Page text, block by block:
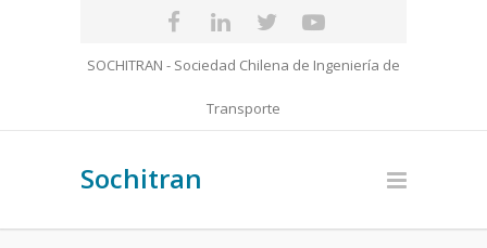
SOCHITRAN - Sociedad Chilena de Ingeniería de
Transporte
Sochitran